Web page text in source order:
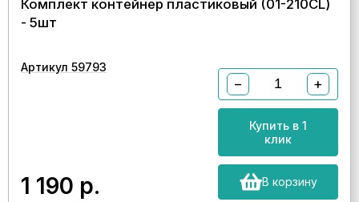
Комплект контейнер пластиковый (01-210CL)
- 5шт
Артикул 59793
1 190 р.
− +
Купить в 1
клик
В корзину